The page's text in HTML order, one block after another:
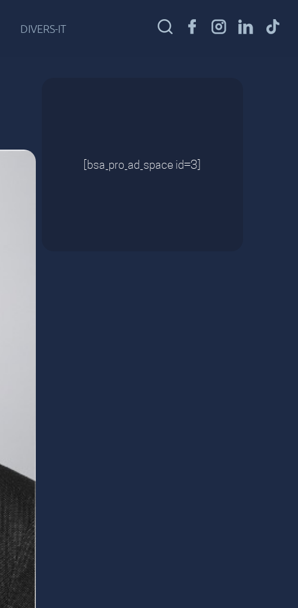
DIVERS-IT
[bsa_pro_ad_space id=3]